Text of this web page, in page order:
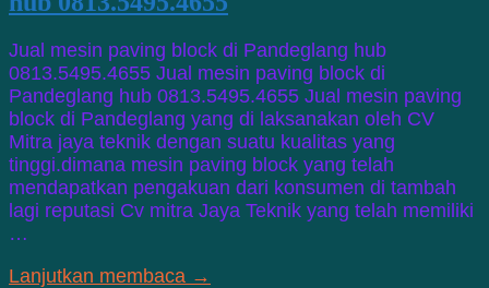
Jual mesin paving block di Pandeglang hub
0813.5495.4655 Jual mesin paving block di
Pandeglang hub 0813.5495.4655 Jual mesin paving
block di Pandeglang yang di laksanakan oleh CV
Mitra jaya teknik dengan suatu kualitas yang
tinggi.dimana mesin paving block yang telah
mendapatkan pengakuan dari konsumen di tambah
lagi reputasi Cv mitra Jaya Teknik yang telah memiliki
…
Lanjutkan membaca →